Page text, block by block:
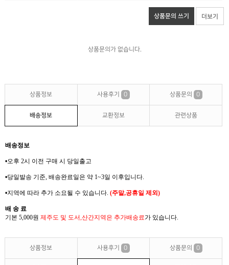
상품문의 쓰기 더보기
상품문의가 없습니다.
상품정보 사용후기 0 상품문의 0
배송정보 교환정보 관련상품
배송정보
•오후 2시 이전 구매 시 당일출고
•당일발송 기준, 배송완료일은 약 1~3일 이후입니다.
•지역에 따라 추가 소요될 수 있습니다. (주말,공휴일 제외 )
배 송 료
기본 5,000원 제주도 및 도서,산간지역은 추가배송료가 있습니다.
상품정보 사용후기 0 상품문의 0